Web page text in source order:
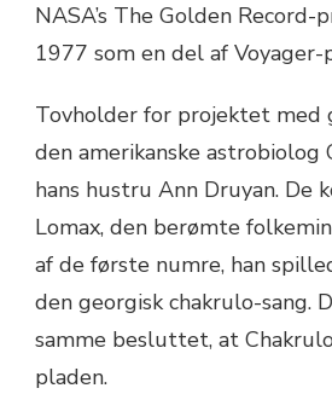
NASA’s The Golden
1977 som en del af
Tovholder for projektet med
den amerikanske astrobiolog
hans hustru Ann Druyan. De
Lomax, den berømte
af de første numre, han
den georgisk chakrulo-sang.
samme besluttet, at
pladen.